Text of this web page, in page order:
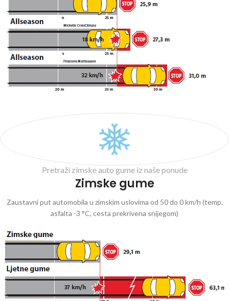
Pretraži zimske auto gume iz naše ponude
Zimske gume
Zaustavni put automobila u zimskim uslovima od 50 do 0 km/h (temp.
asfalta -3 °C, cesta prekrivena snijegom)